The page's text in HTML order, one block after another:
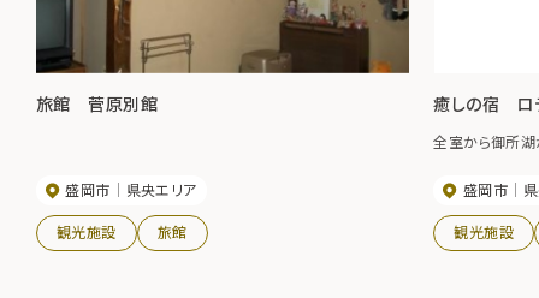
旅館 菅原別館
盛岡市 県央エリア
観光施設 旅館
癒しの宿 ロ
全室から御所湖
盛岡市
観光施設